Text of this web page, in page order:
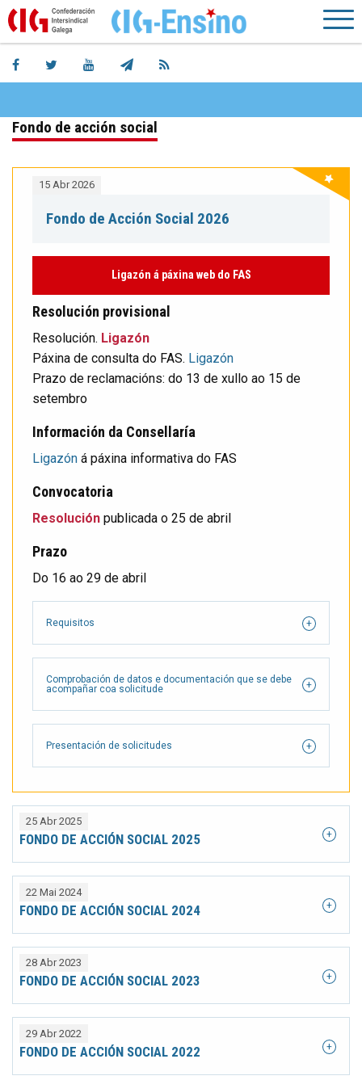
Fondo de acción social
15 Abr 2026
Fondo de Acción Social 2026
Ligazón á páxina web do FAS
Resolución provisional
Resolución. Ligazón
Páxina de consulta do FAS. Ligazón
Prazo de reclamacións: do 13 de xullo ao 15 de
setembro
Información da Consellaría
Ligazón á páxina informativa do FAS
Convocatoria
Resolución publicada o 25 de abril
Prazo
Do 16 ao 29 de abril
Requisitos
Comprobación de datos e documentación que se debe
acompañar coa solicitude
Presentación de solicitudes
25 Abr 2025
FONDO DE ACCIÓN SOCIAL 2025
22 Mai 2024
FONDO DE ACCIÓN SOCIAL 2024
28 Abr 2023
FONDO DE ACCIÓN SOCIAL 2023
29 Abr 2022
FONDO DE ACCIÓN SOCIAL 2022